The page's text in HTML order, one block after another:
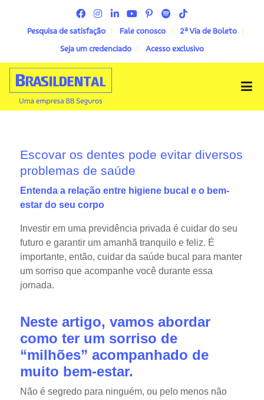
Pesquisa de satisfação Fale conosco
2ª Via de Boleto
Seja um credenciado
Acesso exclusivo
Menu
Escovar os dentes pode evitar diversos
problemas de saúde
Entenda a relação entre higiene bucal e o bem-
estar do seu corpo
Investir em uma previdência privada é cuidar do seu
futuro e garantir um amanhã tranquilo e feliz. É
importante, então, cuidar da saúde bucal para manter
um sorriso que acompanhe você durante essa
jornada.
Neste artigo, vamos abordar
como ter um sorriso de
“milhões” acompanhado de
muito bem-estar.
Não é segredo para ninguém, ou pelo menos não